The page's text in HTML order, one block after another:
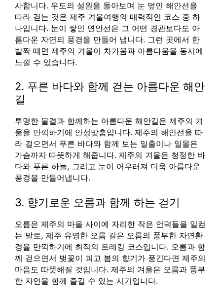
사합니다. 우도의 설원을 돌아보며 눈 덮인 해안선을
따라 걷는 것은 제주 겨울여행의 매력적인 코스 중 하
나입니다. 눈이 쌓인 연안선은 그 어떤 경관보다도 아
름다운 자연의 풍경을 만들어 냅니다. 그런 곳에서 한
발짝 떼면 제주의 겨울이 차가움과 아름다움을 동시에
느낄 수 있습니다.
2. 푸른 바다와 함께 걷는 아름다운 해안
길
투명한 물결과 함께하는 아름다운 해안길은 제주의 겨
울을 만끽하기에 안성맞춤입니다. 제주의 해안선을 따
라 걸으면서 푸른 바다와 함께 보는 일출이나 일몰은
가슴까지 따뜻하게 해줍니다. 제주의 겨울은 청정한 바
다와 푸른 하늘, 그리고 눈이 어우러져 더욱 아름다운
풍경을 만들어냅니다.
3. 향기로운 오름과 함께 하는 걷기
오름은 제주의 마을 사이에 자리한 작은 언덕들을 일컫
는 말로, 제주 유명한 오름 길은 오름의 풍부한 자연환
경을 만끽하기에 최적의 트레킹 코스입니다. 오름과 함
께 걷으면서 벚꽃이 피고 봄의 향기가 풍긴다면 제주의
마음도 따뜻해질 것입니다. 제주의 겨울은 오름과 풍부
한 자연을 함께 즐길 수 있는 시기입니다.